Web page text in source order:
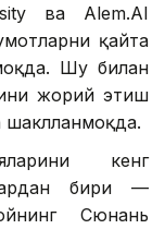
ва Alem.AI
қайта
Шу билан
жорий этиш
шаклланмоқда.
кенг
бири —
Сюнань